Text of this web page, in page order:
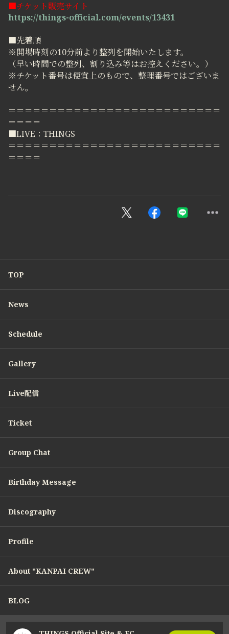
■チケット販売サイト
https://things-official.com/events/13431
■先着順
※開場時刻の10分前より整列を開始いたします。
（早い時間での整列、割り込み等はお控えください。）
※チケット番号は便宜上のもので、整理番号ではございま
せん。
＝＝＝＝＝＝＝＝＝＝＝＝＝＝＝＝＝＝＝＝＝＝＝＝＝＝
＝＝＝＝
■LIVE：THINGS
＝＝＝＝＝＝＝＝＝＝＝＝＝＝＝＝＝＝＝＝＝＝＝＝＝＝
＝＝＝＝
TOP
News
Schedule
Gallery
Live配信
Ticket
Group Chat
Birthday Message
Discography
Profile
About "KANPAI CREW"
BLOG